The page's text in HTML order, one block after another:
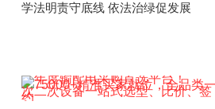
学法明责守底线 依法治绿促发展